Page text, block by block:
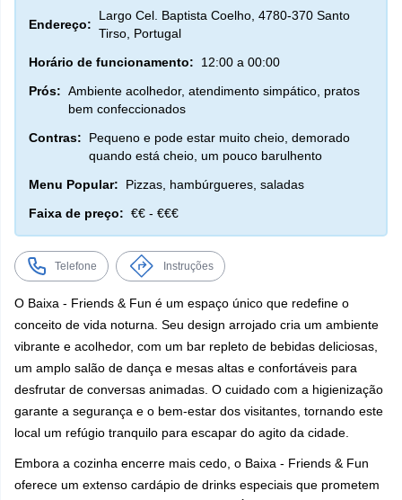
Endereço:
Largo Cel. Baptista Coelho, 4780-370 Santo
Tirso, Portugal
Horário de funcionamento:
12:00 a 00:00
Prós: Ambiente acolhedor, atendimento simpático, pratos
bem confeccionados
Contras:
Pequeno e pode estar muito cheio, demorado
quando está cheio, um pouco barulhento
Menu Popular:
Pizzas, hambúrgueres, saladas
Faixa de preço: €€ - €€€
Telefone Instruções
O Baixa - Friends & Fun é um espaço único que redefine o
conceito de vida noturna. Seu design arrojado cria um ambiente
vibrante e acolhedor, com um bar repleto de bebidas deliciosas,
um amplo salão de dança e mesas altas e confortáveis para
desfrutar de conversas animadas. O cuidado com a higienização
garante a segurança e o bem-estar dos visitantes, tornando este
local um refúgio tranquilo para escapar do agito da cidade.
Embora a cozinha encerre mais cedo, o Baixa - Friends & Fun
oferece um extenso cardápio de drinks especiais que prometem